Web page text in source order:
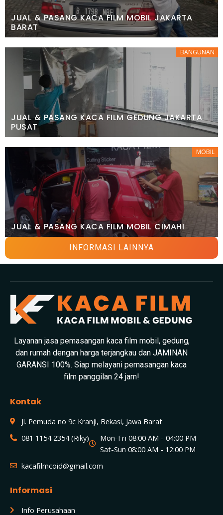
JUAL & PASANG KACA FILM MOBIL JAKARTA
BARAT
BANGUNAN
JUAL & PASANG KACA FILM GEDUNG JAKARTA
PUSAT
MOBIL
JUAL & PASANG KACA FILM MOBIL CIMAHI
INFORMASI LAINNYA
Layanan jasa pemasangan kaca film mobil, gedung,
dan rumah dengan harga terjangkau dan JAMINAN
GARANSI 100%. Siap melayani pemasangan kaca
film panggilan 24 jam!
Kontak
Jl. Pemuda no 9c Kranji, Bekasi, Jawa Barat
081 1154 2354 (Riky)
Mon-Fri 08:00 AM - 04:00 PM
Sat-Sun 08:00 AM - 12:00 PM
kacafilmcoid@gmail.com
Informasi
Info Perusahaan